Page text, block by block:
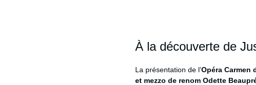
À la découverte de
L a présentation de l’Opéra Carmen
et mezzo de renom Odette